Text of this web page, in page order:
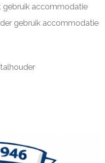
gebruik accommodatie
gebruik accommodatie